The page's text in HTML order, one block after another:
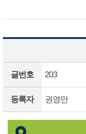
글번호 203
등록자 권영만